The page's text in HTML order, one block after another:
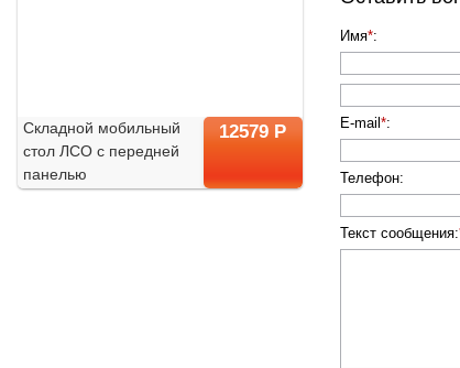
Складной мобильный
стол ЛСО с передней
панелью
12579 Р
Имя*:
E-mail *:
Телефон:
Текст сообщения: